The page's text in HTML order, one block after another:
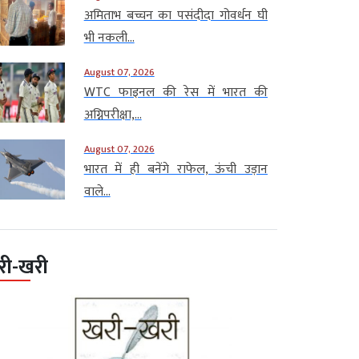
अमिताभ बच्चन का पसंदीदा गोवर्धन घी
भी नकली...
August 07, 2026
WTC फाइनल की रेस में भारत की
अग्निपरीक्षा,...
August 07, 2026
भारत में ही बनेंगे राफेल, ऊंची उड़ान
वाले...
खरी